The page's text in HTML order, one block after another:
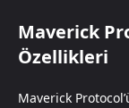
Maverick
Özellikleri
Maverick